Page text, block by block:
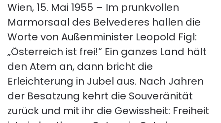
Wien, 15. Mai 1955 – Im prunkvollen
Marmorsaal des Belvederes hallen die
Worte von Außenminister Leopold Figl:
„Österreich ist frei!“ Ein ganzes Land hält
den Atem an, dann bricht die
Erleichterung in Jubel aus. Nach Jahren
der Besatzung kehrt die Souveränität
zurück und mit ihr die Gewissheit: Freiheit